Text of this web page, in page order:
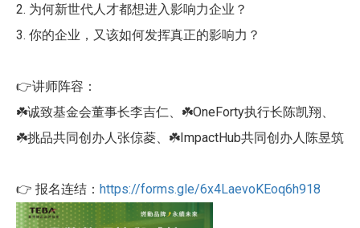
2. 为何新世代人才都想进入影响力企业？
3. 你的企业，又该如何发挥真正的影响力？
👉讲师阵容：
☘️诚致基金会董事长李吉仁、☘️OneForty执行长陈凯翔、
☘️挑品共同创办人张倞菱、☘️ImpactHub共同创办人陈昱筑
👉 报名连结： https://forms.gle/6x4LaevoKEoq6h918